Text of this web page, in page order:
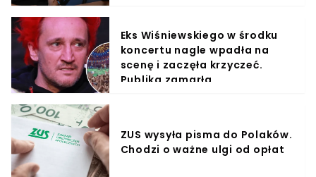
Eks Wiśniewskiego w środku
koncertu nagle wpadła na
scenę i zaczęła krzyczeć.
Publika zamarła
ZUS wysyła pisma do Polaków.
Chodzi o ważne ulgi od opłat